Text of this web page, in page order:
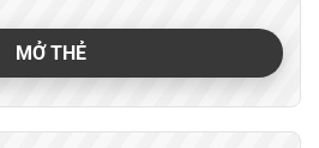
MỞ THẺ